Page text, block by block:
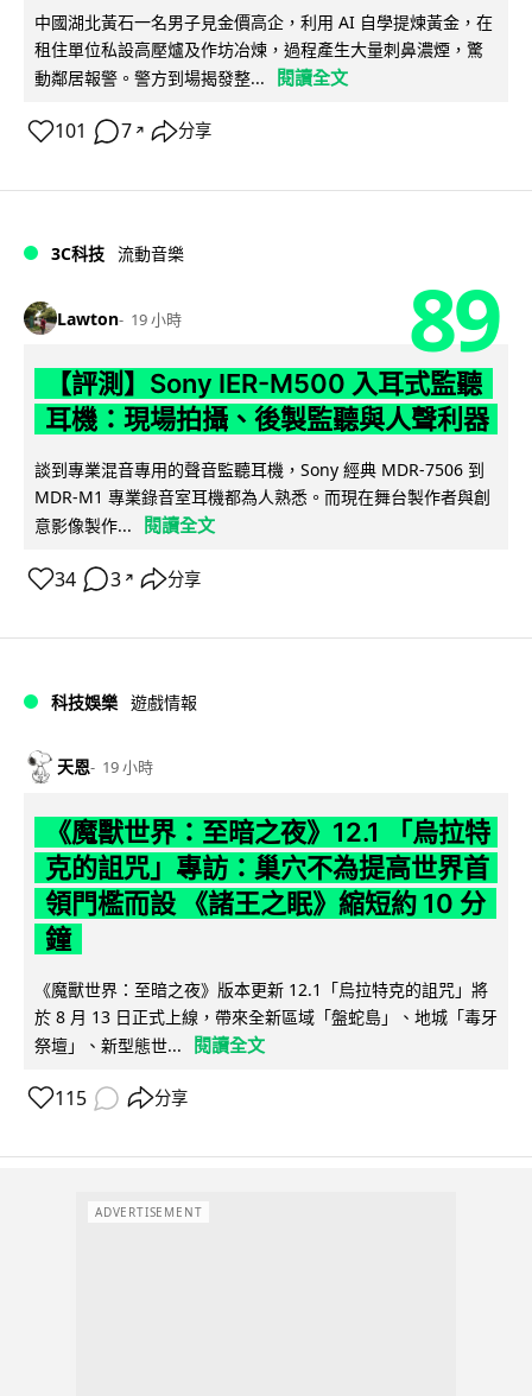
中國湖北黃石一名男子見金價高企，利用 AI 自學提煉黃金，在
租住單位私設高壓爐及作坊冶煉，過程產生大量刺鼻濃煙，驚
動鄰居報警。警方到場揭發整...
閱讀全文
101 7 ↗ 分享
3C科技 流動音樂
Lawton 19 小時 89
【評測】Sony IER-M500 入耳式監聽
耳機：現場拍攝、後製監聽與人聲利器
談到專業混音專用的聲音監聽耳機，Sony 經典 MDR-7506 到
MDR-M1 專業錄音室耳機都為人熟悉。而現在舞台製作者與創
意影像製作...
閱讀全文
34 3 ↗ 分享
科技娛樂 遊戲情報
天恩 19 小時
《魔獸世界：至暗之夜》12.1 「烏拉特
克的詛咒」專訪：巢穴不為提高世界首
領門檻而設 《諸王之眠》縮短約 10 分
鐘
《魔獸世界：至暗之夜》版本更新 12.1「烏拉特克的詛咒」將
於 8 月 13 日正式上線，帶來全新區域「盤蛇島」、地城「毒牙
祭壇」、新型態世...
閱讀全文
115 分享
ADVERTISEMENT